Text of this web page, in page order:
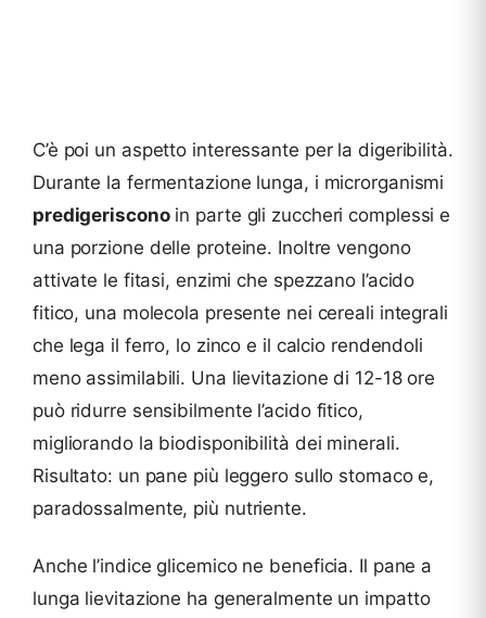
C’è poi un aspetto interessante per la digeribilità.
Durante la fermentazione lunga, i microrganismi
predigerisconoin parte gli zuccheri complessi e
una porzione delle proteine. Inoltre vengono
attivate le fitasi, enzimi che spezzano l’acido
fitico, una molecola presente nei cereali integrali
che lega il ferro, lo zinco e il calcio rendendoli
meno assimilabili. Una lievitazione di 12-18 ore
può ridurre sensibilmente l’acido fitico,
migliorando la biodisponibilità dei minerali.
Risultato: un pane più leggero sullo stomaco e,
paradossalmente, più nutriente.
Anche l’indice glicemico ne beneficia. Il pane a
lunga lievitazione ha generalmente un impatto